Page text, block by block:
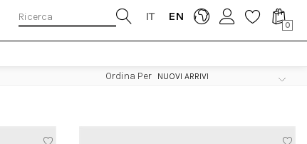
IT EN
0
Ordina Per